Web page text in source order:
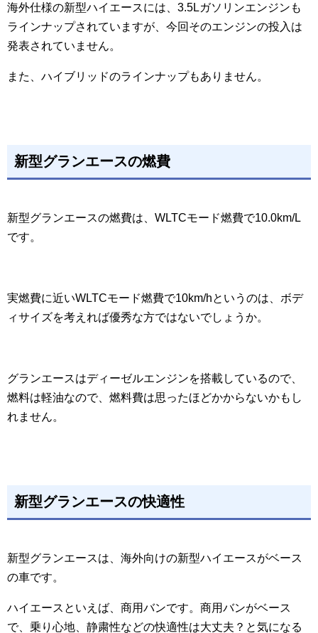
海外仕様の新型ハイエースには、3.5Lガソリンエンジンも
ラインナップされていますが、今回そのエンジンの投入は
発表されていません。
また、ハイブリッドのラインナップもありません。
新型グランエースの燃費
新型グランエースの燃費は、WLTCモード燃費で10.0km/L
です。
実燃費に近いWLTCモード燃費で10km/hというのは、ボデ
ィサイズを考えれば優秀な方ではないでしょうか。
グランエースはディーゼルエンジンを搭載しているので、
燃料は軽油なので、燃料費は思ったほどかからないかもし
れません。
新型グランエースの快適性
新型グランエースは、海外向けの新型ハイエースがベース
の車です。
ハイエースといえば、商用バンです。商用バンがベース
で、乗り心地、静粛性などの快適性は大丈夫？と気になる